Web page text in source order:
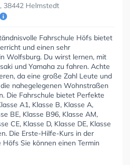
38442 Helmstedt
Fahrschule Höfs bietet
und einen sehr
Wolfsburg. Du wirst lernen, mit
und Yamaha zu fahren. Achte
da eine große Zahl Leute und
nahegelegenen Wohnstraßen
Die Fahrschule bietet Perfekte
A1, Klasse B, Klasse A,
BE, Klasse B96, Klasse AM,
CE, Klasse D, Klasse DE, Klasse
Die Erste-Hilfe-Kurs in der
Höfs Sie können einen Termin